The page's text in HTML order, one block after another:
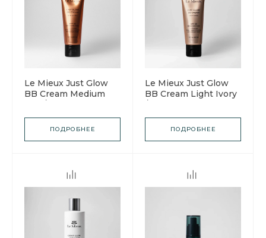
Le Mieux Just Glow
BB Cream Medium
Крем для лица, с
оттенком среднего
ПОДРОБНЕЕ
Le Mieux Just Glow
BB Cream Light Ivory
для лица, оттенок
светлой слоновой
ПОДРОБНЕЕ